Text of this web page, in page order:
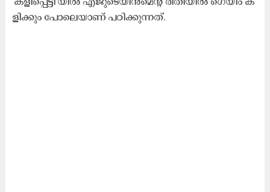
ളി​ക്കും പോ​ലെ​യാ​ണ്‌ പ​ഠി​ക്കു​ന്ന​ത്.